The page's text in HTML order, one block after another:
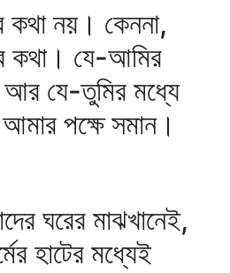
কথা নয়। কেননা,
কথা। যে-আমির
আর যে-তুমির মধ্যে
পক্ষে সমান।
ঘরের মাঝখানেই,
হাটের মধ্যেই